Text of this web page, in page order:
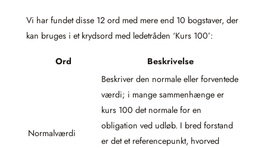
Vi har fundet disse 12 ord med mere end 10 bogstaver, der
kan bruges i et krydsord med ledetråden ‘Kurs 100’:
Ord Beskrivelse
Normalværdi
Beskriver den normale eller forventede
værdi; i mange sammenhænge er
kurs 100 det normale for en
obligation ved udløb. I bred forstand
er det et referencepunkt, hvorved